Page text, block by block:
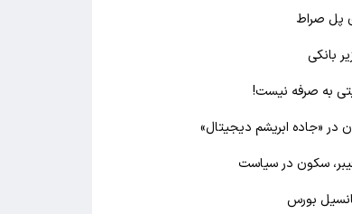
پل صراط
بانکی
به صرفه نیست!
در «جاده ابریشم دیجیتال»
سکون در سیاست
بورس